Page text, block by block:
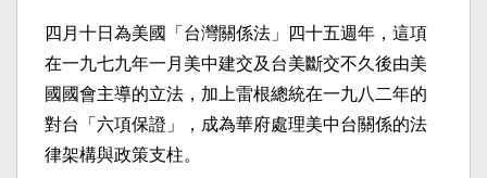
四月十日為美國「台灣關係法」四十五週年，這項
在一九七九年一月美中建交及台美斷交不久後由美
國國會主導的立法，加上雷根總統在一九八二年的
對台「六項保證」，成為華府處理美中台關係的法
律架構與政策支柱。